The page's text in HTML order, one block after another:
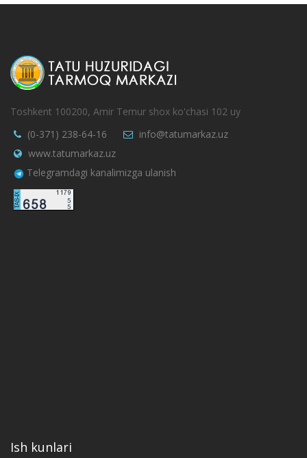
Toshkent 100200, Amir Temur shox ko'chasi 102 uy
(0-371) 238-64-16
info@tatumarkaz.uz
www.tatumarkaz.uz
Telegramdagi kanalimizga ulanish
Ish kunlari